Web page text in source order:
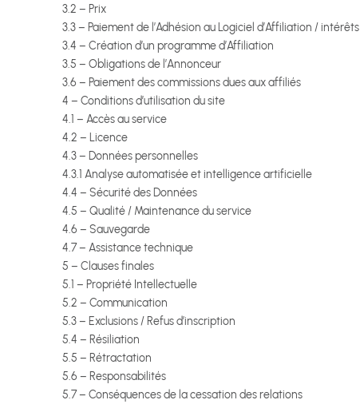
3.2 – Prix
3.3 – Paiement de l’Adhésion au Logiciel d’Affiliation / intérêts
3.4 – Création d’un programme d’Affiliation
3.5 – Obligations de l’Annonceur
3.6 – Paiement des commissions dues aux affiliés
4 – Conditions d’utilisation du site
4.1 – Accès au service
4.2 – Licence
4.3 – Données personnelles
4.3.1 Analyse automatisée et intelligence artificielle
4.4 – Sécurité des Données
4.5 – Qualité / Maintenance du service
4.6 – Sauvegarde
4.7 – Assistance technique
5 – Clauses finales
5.1 – Propriété Intellectuelle
5.2 – Communication
5.3 – Exclusions / Refus d’inscription
5.4 – Résiliation
5.5 – Rétractation
5.6 – Responsabilités
5.7 – Conséquences de la cessation des relations